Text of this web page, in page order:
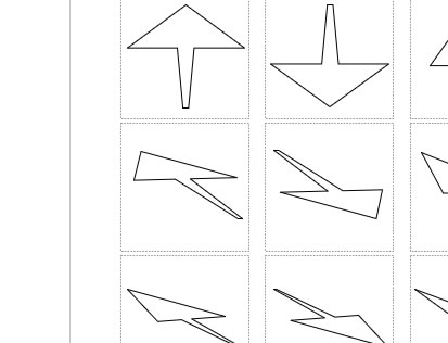
奥行きのある矢印／まっすぐ
データサンプル画像